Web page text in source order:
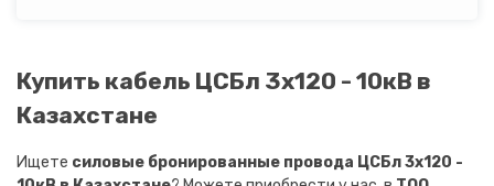
Купить кабель ЦСБл 3х120 - 10кВ в
Казахстане
Ищете силовые бронированные провода ЦСБл 3х120 -